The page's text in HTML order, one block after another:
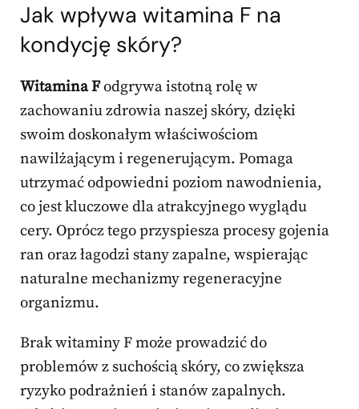
Jak wpływa witamina F na
kondycję skóry?
Witamina Fodgrywa istotną rolę w
zachowaniu zdrowia naszej skóry, dzięki
swoim doskonałym właściwościom
nawilżającym i regenerującym. Pomaga
utrzymać odpowiedni poziom nawodnienia,
co jest kluczowe dla atrakcyjnego wyglądu
cery. Oprócz tego przyspiesza procesy gojenia
ran oraz łagodzi stany zapalne, wspierając
naturalne mechanizmy regeneracyjne
organizmu.
Brak witaminy F może prowadzić do
problemów z suchością skóry, co zwiększa
ryzyko podrażnień i stanów zapalnych.